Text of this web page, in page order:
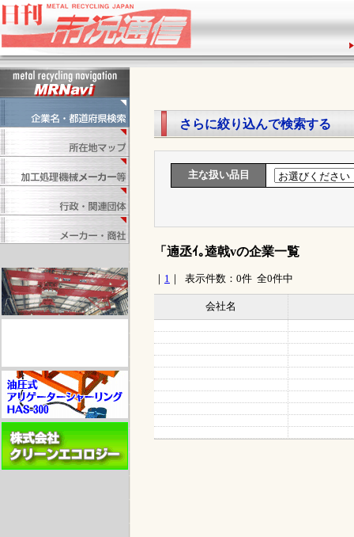
1
さらに絞り込んで検索する
主な扱い品目
「遖丞ｲ｡逵戟vの企業一覧
1 ｜ 表示件数：0件 全0件中
会社名